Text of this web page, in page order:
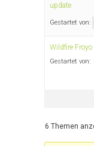
update
Gestartet von:
Wildfire Froyo
Gestartet von:
6 Themen